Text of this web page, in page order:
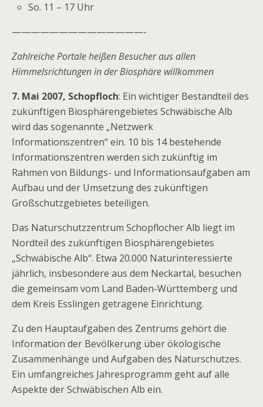
So. 11 – 17 Uhr
——————————————-
Zahlreiche Portale heißen Besucher aus allen
Himmelsrichtungen in der Biosphäre willkommen
7. Mai 2007, Schopfloch: Ein wichtiger Bestandteil des
zukünftigen Biosphärengebietes Schwäbische Alb
wird das sogenannte „Netzwerk
Informationszentren“ ein. 10 bis 14 bestehende
Informationszentren werden sich zukünftig im
Rahmen von Bildungs- und Informationsaufgaben am
Aufbau und der Umsetzung des zukünftigen
Großschutzgebietes beteiligen.
Das Naturschutzzentrum Schopflocher Alb liegt im
Nordteil des zukünftigen Biosphärengebietes
„Schwäbische Alb“. Etwa 20.000 Naturinteressierte
jährlich, insbesondere aus dem Neckartal, besuchen
die gemeinsam vom Land Baden-Württemberg und
dem Kreis Esslingen getragene Einrichtung.
Zu den Hauptaufgaben des Zentrums gehört die
Information der Bevölkerung über ökologische
Zusammenhänge und Aufgaben des Naturschutzes.
Ein umfangreiches Jahresprogramm geht auf alle
Aspekte der Schwäbischen Alb ein.